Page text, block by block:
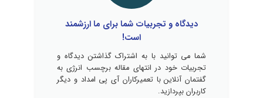
دیدگاه و تجربیات شما برای ما ارزشمند
است!
شما می توانید با به اشتراک گذاشتن دیدگاه و
تجربیات خود در انتهای مقاله برچسب انرژی به
گفتمان آنلاین با تعمیرکاران آی پی امداد و دیگر
کاربران بپردازید.